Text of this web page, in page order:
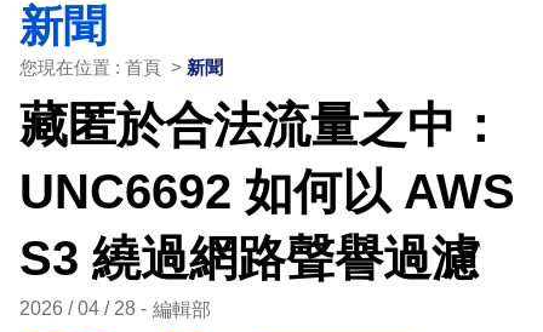
新聞
您現在位置 : 首頁 > 新聞
藏匿於合法流量之中：
UNC6692 如何以 AWS
S3 繞過網路聲譽過濾
2026 / 04 / 28 編輯部